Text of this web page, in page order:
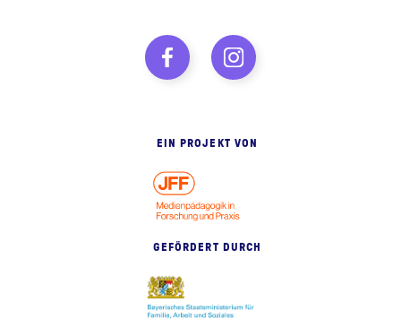
EIN PROJEKT VON
GEFÖRDERT DURCH